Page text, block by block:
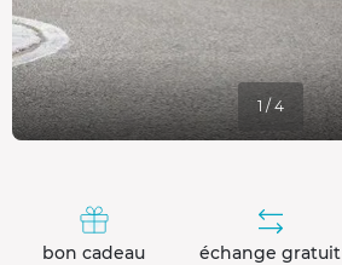
1 / 4
bon cadeau
échange gratuit